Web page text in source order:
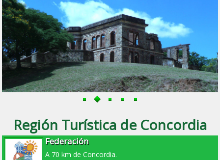
Región Turística de Concordia
Federación
A 70 km de Concordia.